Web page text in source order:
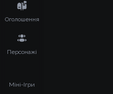
Оголошення
Персонажі
Міні-Ігри